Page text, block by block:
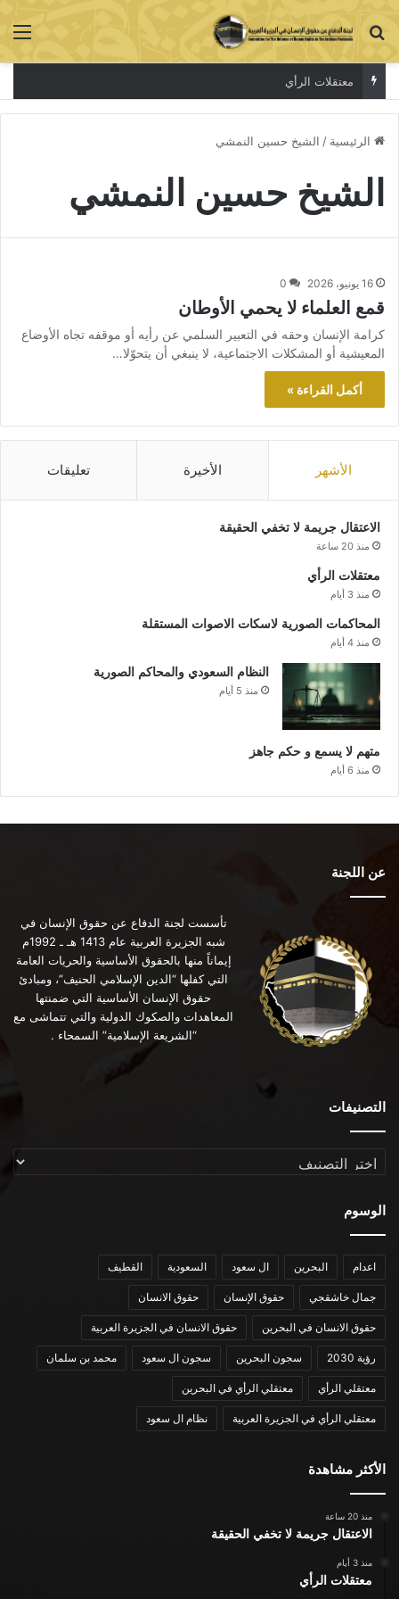
بحث عن
معتقلات الرأي
الرئيسية / الشيخ حسين النمشي
الشيخ حسين النمشي
16 يونيو، 2026 0
قمع العلماء لا يحمي الأوطان
كرامة الإنسان وحقه في التعبير السلمي عن رأيه أو موقفه تجاه الأوضاع
المعيشية أو المشكلات الاجتماعية، لا ينبغي أن يتحوّلا…
أكمل القراءة »
الأشهر الأخيرة تعليقات
الاعتقال جريمة لا تخفي الحقيقة
منذ 20 ساعة
معتقلات الرأي
منذ 3 أيام
المحاكمات الصورية لاسكات الاصوات المستقلة
منذ 4 أيام
النظام السعودي والمحاكم الصورية
منذ 5 أيام
متهم لا يسمع و حكم جاهز
منذ 6 أيام
عن اللجنة
تأسست لجنة الدفاع عن حقوق الإنسان في
شبه الجزيرة العربية عام 1413 هـ ـ 1992م
إيماناً منها بالحقوق الأساسية والحريات العامة
التي كفلها “الدين الإسلامي الحنيف”، ومبادئ
حقوق الإنسان الأساسية التي ضمنتها
المعاهدات والصكوك الدولية والتي تتماشى مع
“الشريعة الإسلامية” السمحاء .
التصنيفات
التصنيفات
الوسوم
اعدام البحرين ال سعود السعودية القطيف
جمال خاشقجي حقوق الإنسان حقوق الانسان
حقوق الانسان في البحرين حقوق الانسان في الجزيرة العربية
رؤية 2030 سجون البحرين سجون ال سعود محمد بن سلمان
معتقلي الرأي معتقلي الرأي في البحرين
معتقلي الرأي في الجزيرة العربية نظام ال سعود
الأكثر مشاهدة
منذ 20 ساعة
الاعتقال جريمة لا تخفي الحقيقة
منذ 3 أيام
معتقلات الرأي